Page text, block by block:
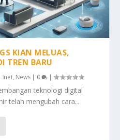
KIAN MELUAS,
TREN BARU
Inet, News | 0 |
teknologi digital
telah mengubah cara...